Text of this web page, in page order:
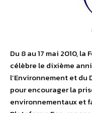
Du 8 au 17 mai 2010,
célèbre le dixième
l’Environnement et du
pour encourager la
environnementaux et